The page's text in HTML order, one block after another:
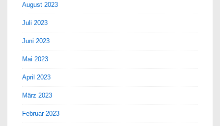
August 2023
Juli 2023
Juni 2023
Mai 2023
April 2023
März 2023
Februar 2023